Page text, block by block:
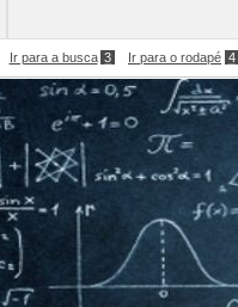
Ir para a busca 3 Ir para o rodapé 4